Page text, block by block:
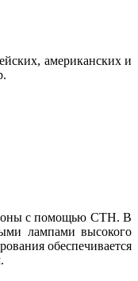
американских и
зоны с помощью СТН. В
лампами высокого
обеспечивается